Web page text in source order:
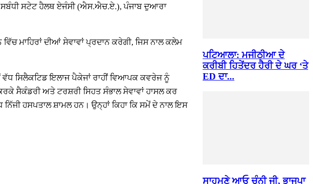
ਸਬੰਧੀ ਸਟੇਟ ਹੈਲਥ ਏਜੰਸੀ (ਐਸ.ਐਚ.ਏ.), ਪੰਜਾਬ ਦੁਆਰਾ
ਮਾਹਿਰਾਂ ਦੀਆਂ ਸੇਵਾਵਾਂ ਪ੍ਰਦਾਨ ਕਰੇਗੀ, ਜਿਸ ਨਾਲ ਕਲੇਮ
ਸਿਲੈਕਟਿਡ ਇਲਾਜ ਪੈਕੇਜਾਂ ਰਾਹੀਂ ਵਿਆਪਕ ਕਵਰੇਜ ਨੂੰ
ਸੈਕੰਡਰੀ ਅਤੇ ਟਰਸ਼ਰੀ ਸਿਹਤ ਸੰਭਾਲ ਸੇਵਾਵਾਂ ਹਾਸਲ ਕਰ
ਹਸਪਤਾਲ ਸ਼ਾਮਲ ਹਨ। ਉਨ੍ਹਾਂ ਕਿਹਾ ਕਿ ਸਮੇਂ ਦੇ ਨਾਲ ਇਸ
ਪਟਿਆਲਾ: ਮਜੀਠੀਆ ਦੇ
ਕਰੀਬੀ ਹਿਤੇਂਦਰ ਹੈਰੀ ਦੇ ਘਰ ‘ਤੇ
ED ਦਾ...
ਸਾਹਮਣੇ ਆਓ ਚੰਨੀ ਜੀ, ਭਾਜਪਾ